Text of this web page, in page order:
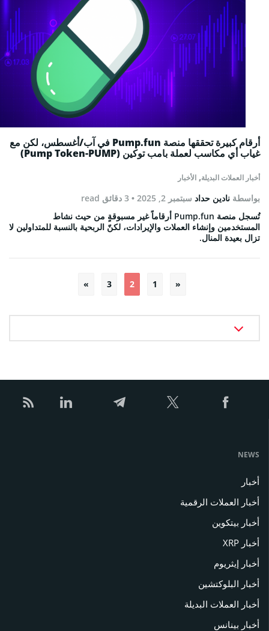
أخبار العملات البديلة, الأخبار
أرقام كبيرة تحققها منصة Pump.fun في آب/أغسطس، لكن مع
غياب أي مكاسب لعملة بامب توكين (Pump Token-PUMP)
بواسطة نادين حداد سبتمبر 2, 2025
• 3 دقائق read
تُسجل منصة Pump.fun أرقاماً غير مسبوقةٍ من حيث نشاط
المستخدمين وإنشاء العملات والإيرادات، لكنّ الربحية بالنسبة للمتداولين لا
تزال بعيدة المنال.
«
1
2
3
»
NEWS
أخبار
أخبار العملات الرقمية
أخبار بيتكوين
أخبار XRP
أخبار إيثريوم
أخبار البلوكتشين
أخبار العملات البديلة
أخبار بينانس